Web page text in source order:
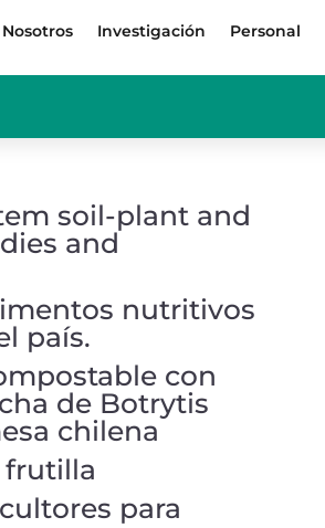
Nosotros Investigación Personal
soil-plant and
and
nutritivos
país.
con
de Botrytis
chilena
frutilla
para